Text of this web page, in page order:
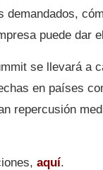
demandados,
puede dar
se llevará a
en países
repercusión
aquí.